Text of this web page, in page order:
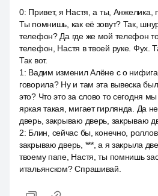
0: Привет, я Настя, а ты, Анжелика,
Ты помнишь, как её зовут? Так,
телефон? Да где же мой телефон
телефон, Настя в твоей руке. Фух.
Так вот.
1 : Вадим изменил Алёне с о
говорила? Ну и там эта вывеска
это? Что это за слово то сегодня
яркая такая, мигает гирлянда. Да
дверь, закрываю дверь, закрываю
2: Блин, сейчас бы, конечно,
закрываю дверь, ***, а я закрыла
твоему папе, Настя, ты помнишь
итальянском? Спрашивай.